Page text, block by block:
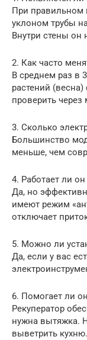
При правильном
уклоном трубы
Внутри стены он
2. Как часто
В среднем раз в
растений
проверить через
3. Сколько
Большинство
меньше, чем
4. Работает ли
Да, но
имеют режим
отключает
5. Можно ли
Да, если у вас
6. Помогает ли
Рекуператор
нужна вытяжка.
выветрить кухню.